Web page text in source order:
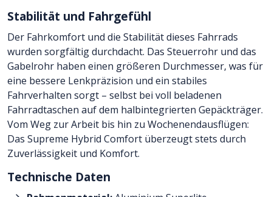
Stabilität und Fahrgefühl
Der Fahrkomfort und die Stabilität dieses Fahrrads
wurden sorgfältig durchdacht. Das Steuerrohr und das
Gabelrohr haben einen größeren Durchmesser, was für
eine bessere Lenkpräzision und ein stabiles
Fahrverhalten sorgt – selbst bei voll beladenen
Fahrradtaschen auf dem halbintegrierten Gepäckträger.
Vom Weg zur Arbeit bis hin zu Wochenendausflügen:
Das Supreme Hybrid Comfort überzeugt stets durch
Zuverlässigkeit und Komfort.
Technische Daten